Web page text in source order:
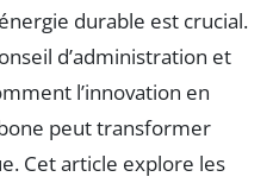
durable est crucial.
d’administration et
l’innovation en
peut transformer
Cet article explore les